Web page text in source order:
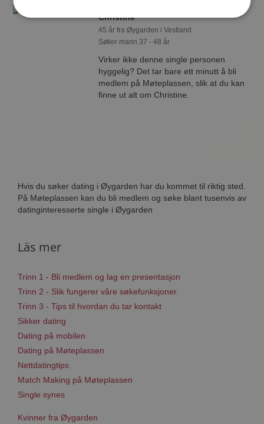
Christine
45 år fra Øygarden i Vestland
Søker mann 37 - 48 år
Virker ikke denne single personen
hyggelig? Det tar bare ett minutt å bli
medlem på Møteplassen, slik at du kan
finne ut alt om Christine.
Hvis du søker dating i Øygarden har du kommet til riktig sted.
På Møteplassen kan du bli medlem og søke blant tusenvis av
datinginteresserte single i Øygarden
Läs mer
Trinn 1 - Bli medlem og lag en presentasjon
Trinn 2 - Slik fungerer våre søkefunksjoner
Trinn 3 - Tips til hvordan du tar kontakt
Sikker dating
Dating på mobilen
Dating på Møteplassen
Nettdatingtips
Match Making på Møteplassen
Single synes
Kvinner fra Øygarden